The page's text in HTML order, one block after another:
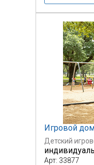
Игровой
Детский
Арт: 33877